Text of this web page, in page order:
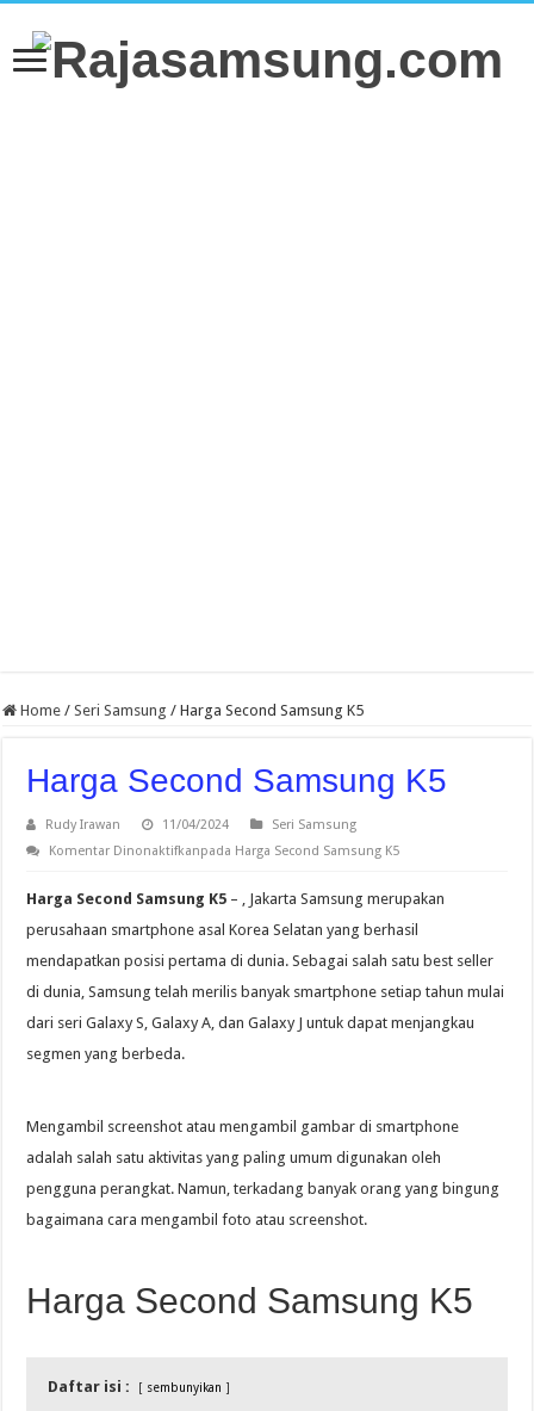
Home / Seri Samsung / Harga Second Samsung K5
Harga Second Samsung K5
Rudy Irawan 11/04/2024
Seri Samsung
Komentar Dinonaktifkanpada Harga Second Samsung K5
Harga Second Samsung K5 – , Jakarta Samsung merupakan
perusahaan smartphone asal Korea Selatan yang berhasil
mendapatkan posisi pertama di dunia. Sebagai salah satu best seller
di dunia, Samsung telah merilis banyak smartphone setiap tahun mulai
dari seri Galaxy S, Galaxy A, dan Galaxy J untuk dapat menjangkau
segmen yang berbeda.
Mengambil screenshot atau mengambil gambar di smartphone
adalah salah satu aktivitas yang paling umum digunakan oleh
pengguna perangkat. Namun, terkadang banyak orang yang bingung
bagaimana cara mengambil foto atau screenshot.
Harga Second Samsung K5
Daftar isi : sembunyikan